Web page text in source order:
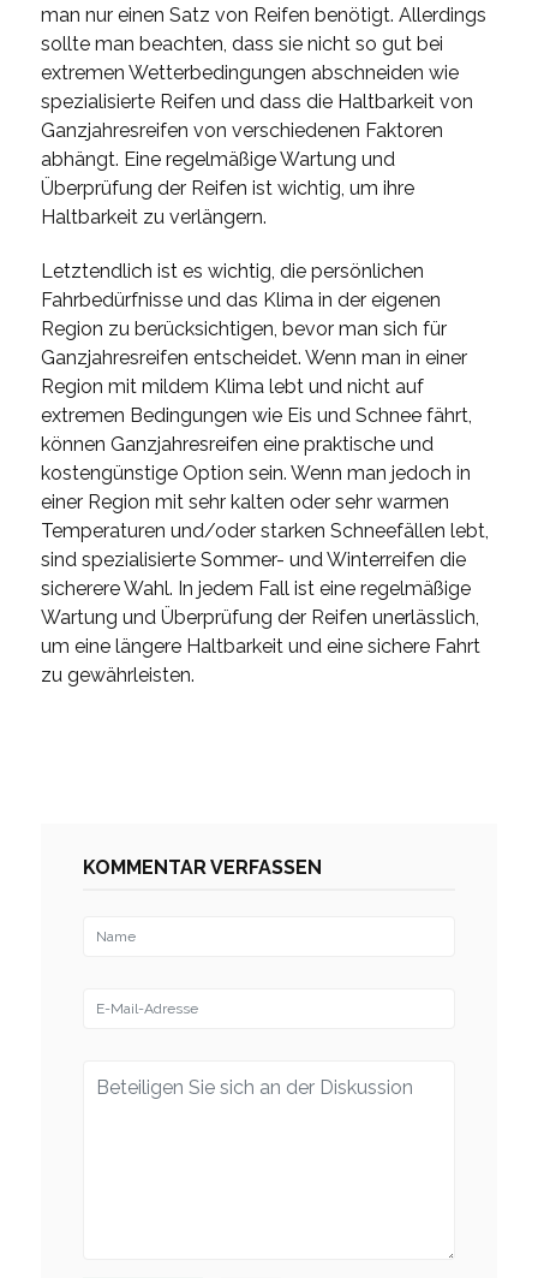
man nur einen Satz von Reifen benötigt. Allerdings
sollte man beachten, dass sie nicht so gut bei
extremen Wetterbedingungen abschneiden wie
spezialisierte Reifen und dass die Haltbarkeit von
Ganzjahresreifen von verschiedenen Faktoren
abhängt. Eine regelmäßige Wartung und
Überprüfung der Reifen ist wichtig, um ihre
Haltbarkeit zu verlängern.
Letztendlich ist es wichtig, die persönlichen
Fahrbedürfnisse und das Klima in der eigenen
Region zu berücksichtigen, bevor man sich für
Ganzjahresreifen entscheidet. Wenn man in einer
Region mit mildem Klima lebt und nicht auf
extremen Bedingungen wie Eis und Schnee fährt,
können Ganzjahresreifen eine praktische und
kostengünstige Option sein. Wenn man jedoch in
einer Region mit sehr kalten oder sehr warmen
Temperaturen und/oder starken Schneefällen lebt,
sind spezialisierte Sommer- und Winterreifen die
sicherere Wahl. In jedem Fall ist eine regelmäßige
Wartung und Überprüfung der Reifen unerlässlich,
um eine längere Haltbarkeit und eine sichere Fahrt
zu gewährleisten.
KOMMENTAR VERFASSEN